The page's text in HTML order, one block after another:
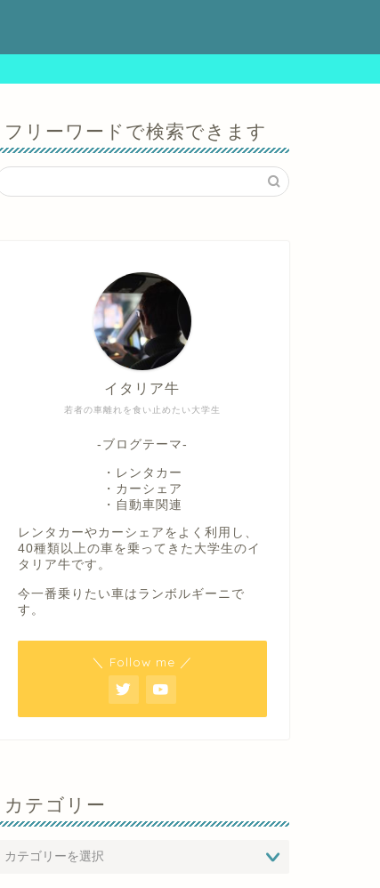
フリーワードで検索できます
若者の車離れを食い止めたい大学生
イタリア牛
-ブログテーマ-
・レンタカー
・カーシェア
・自動車関連
レンタカーやカーシェアをよく利用し、
40種類以上の車を乗ってきた大学生のイ
タリア牛です。
今一番乗りたい車はランボルギーニで
す。
＼ Follow me ／
カテゴリー